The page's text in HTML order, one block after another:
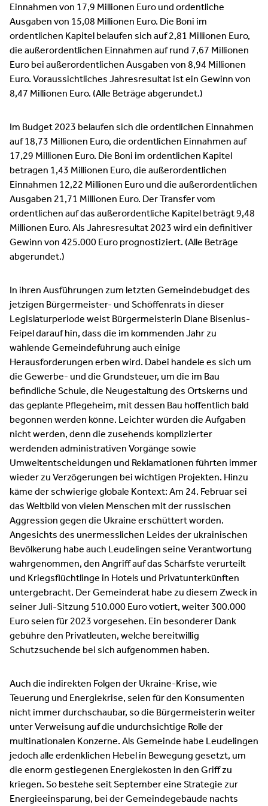
Einnahmen von 17,9 Millionen Euro und ordentliche
Ausgaben von 15,08 Millionen Euro. Die Boni im
ordentlichen Kapitel belaufen sich auf 2,81 Millionen Euro,
die außerordentlichen Einnahmen auf rund 7,67 Millionen
Euro bei außerordentlichen Ausgaben von 8,94 Millionen
Euro. Voraussichtliches Jahresresultat ist ein Gewinn von
8,47 Millionen Euro. (Alle Beträge abgerundet.)
Im Budget 2023 belaufen sich die ordentlichen Einnahmen
auf 18,73 Millionen Euro, die ordentlichen Einnahmen auf
17,29 Millionen Euro. Die Boni im ordentlichen Kapitel
betragen 1,43 Millionen Euro, die außerordentlichen
Einnahmen 12,22 Millionen Euro und die außerordentlichen
Ausgaben 21,71 Millionen Euro. Der Transfer vom
ordentlichen auf das außerordentliche Kapitel beträgt 9,48
Millionen Euro. Als Jahresresultat 2023 wird ein definitiver
Gewinn von 425.000 Euro prognostiziert. (Alle Beträge
abgerundet.)
In ihren Ausführungen zum letzten Gemeindebudget des
jetzigen Bürgermeister- und Schöffenrats in dieser
Legislaturperiode weist Bürgermeisterin Diane Bisenius-
Feipel darauf hin, dass die im kommenden Jahr zu
wählende Gemeindeführung auch einige
Herausforderungen erben wird. Dabei handele es sich um
die Gewerbe- und die Grundsteuer, um die im Bau
befindliche Schule, die Neugestaltung des Ortskerns und
das geplante Pflegeheim, mit dessen Bau hoffentlich bald
begonnen werden könne. Leichter würden die Aufgaben
nicht werden, denn die zusehends komplizierter
werdenden administrativen Vorgänge sowie
Umweltentscheidungen und Reklamationen führten immer
wieder zu Verzögerungen bei wichtigen Projekten. Hinzu
käme der schwierige globale Kontext: Am 24. Februar sei
das Weltbild von vielen Menschen mit der russischen
Aggression gegen die Ukraine erschüttert worden.
Angesichts des unermesslichen Leides der ukrainischen
Bevölkerung habe auch Leudelingen seine Verantwortung
wahrgenommen, den Angriff auf das Schärfste verurteilt
und Kriegsflüchtlinge in Hotels und Privatunterkünften
untergebracht. Der Gemeinderat habe zu diesem Zweck in
seiner Juli-Sitzung 510.000 Euro votiert, weiter 300.000
Euro seien für 2023 vorgesehen. Ein besonderer Dank
gebühre den Privatleuten, welche bereitwillig
Schutzsuchende bei sich aufgenommen haben.
Auch die indirekten Folgen der Ukraine-Krise, wie
Teuerung und Energiekrise, seien für den Konsumenten
nicht immer durchschaubar, so die Bürgermeisterin weiter
unter Verweisung auf die undurchsichtige Rolle der
multinationalen Konzerne. Als Gemeinde habe Leudelingen
jedoch alle erdenklichen Hebel in Bewegung gesetzt, um
die enorm gestiegenen Energiekosten in den Griff zu
kriegen. So bestehe seit September eine Strategie zur
Energieeinsparung, bei der Gemeindegebäude nachts